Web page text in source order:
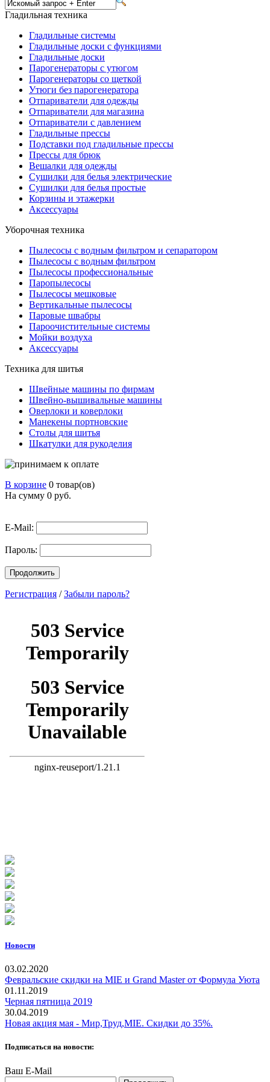
Гладильная техника
Гладильные системы
Гладильные доски с функциями
Гладильные доски
Парогенераторы с утюгом
Парогенераторы со щеткой
Утюги без парогенератора
Отпариватели для одежды
Отпариватели для магазина
Отпариватели с давлением
Гладильные прессы
Подставки под гладильные прессы
Прессы для брюк
Вешалки для одежды
Сушилки для белья электрические
Сушилки для белья простые
Корзины и этажерки
Аксессуары
Уборочная техника
Пылесосы с водным фильтром и сепаратором
Пылесосы с водным фильтром
Пылесосы профессиональные
Паропылесосы
Пылесосы мешковые
Вертикальные пылесосы
Паровые швабры
Пароочистительные системы
Мойки воздуха
Аксессуары
Техника для шитья
Швейные машины по фирмам
Швейно-вышивальные машины
Оверлоки и коверлоки
Манекены портновские
Столы для шитья
Шкатулки для рукоделия
В корзине 0 товар(ов)
На сумму 0 руб.
E-Mail:
Пароль:
Продолжить
Регистрация /Забыли пароль?
Новости
03.02.2020
Февральские скидки на MIE и Grand Master от Формула Уюта
01.11.2019
Черная пятница 2019
30.04.2019
Новая акция мая - Мир,Труд,MIE. Скидки до 35%.
Подписаться на новости:
Ваш E-Mail